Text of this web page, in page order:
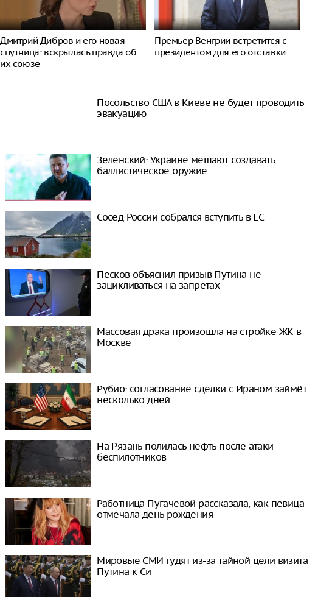
Дмитрий Дибров и его новая
спутница: вскрылась правда об
их союзе
Премьер Венгрии встретится с
президентом для его отставки
Посольство США в Киеве не будет проводить
эвакуацию
Зеленский: Украине мешают создавать
баллистическое оружие
Сосед России собрался вступить в ЕС
Песков объяснил призыв Путина не
зацикливаться на запретах
Массовая драка произошла на стройке ЖК в
Москве
Рубио: согласование сделки с Ираном займёт
несколько дней
На Рязань полилась нефть после атаки
беспилотников
Работница Пугачевой рассказала, как певица
отмечала день рождения
Мировые СМИ гудят из-за тайной цели визита
Путина к Си